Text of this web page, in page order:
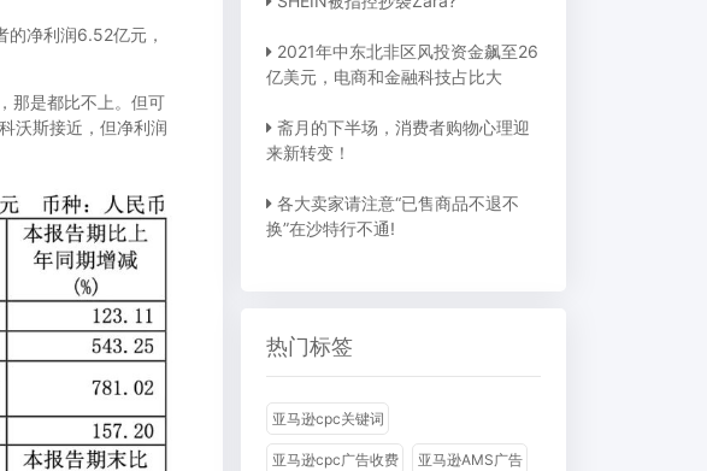
净利润6.52亿元，
那是都比不上。但可
沃斯接近，但净利润
2021年中东北非区风投资金飙至26
亿美元，电商和金融科技占比大
斋月的下半场，消费者购物心理迎
来新转变！
各大卖家请注意“已售商品不退不
换”在沙特行不通!
热门标签
亚马逊cpc关键词
亚马逊cpc广告收费 亚马逊AMS广告